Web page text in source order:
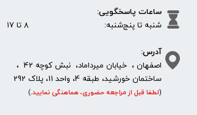
ساعات پاسخگویی:
شنبه تا پنج‌شنبه: 8 تا 17
آدرس:
اصفهان ، خیابان میرداماد، نبش کوچه 42 ،
ساختمان خورشید، طبقه 4، واحد 11، پلاک 292
(لطفا قبل از مراجعه حضوری، هماهنگی نمایید.
)